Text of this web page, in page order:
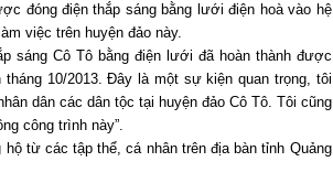
đóng điện thắp sáng bằng lưới điện hoà vào hệ
việc trên huyện đảo này.
sáng Cô Tô bằng điện lưới đã hoàn thành được
10/2013. Đây là một sự kiện quan trọng, tôi
dân các dân tộc tại huyện đảo Cô Tô. Tôi cũng
công trình này”.
từ các tập thể, cá nhân trên địa bàn tỉnh Quảng